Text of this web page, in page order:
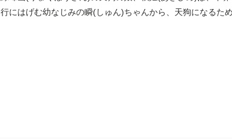
行にはげむ幼なじみの瞬(しゅん)ちゃんから、天狗になるた